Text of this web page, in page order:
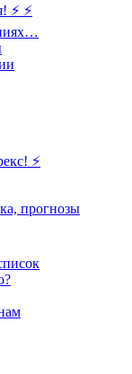
⚡ ⚡
⚡
прогнозы